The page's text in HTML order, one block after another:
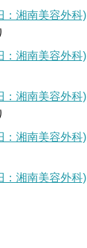
：湘南美容外科)
：湘南美容外科)
：湘南美容外科)
：湘南美容外科)
：湘南美容外科)